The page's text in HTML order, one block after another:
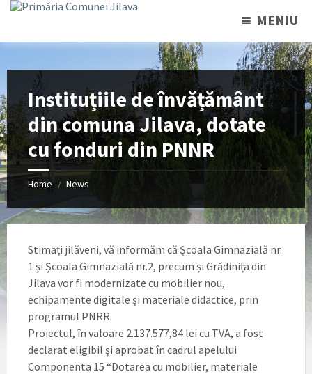
MENIU
Instituțiile de învățământ
din comuna Jilava, dotate
cu fonduri din PNNR
Home / News
Stimați jilăveni, vă informăm că Școala Gimnazială nr.
1 și Școala Gimnazială nr.2, precum și Grădinița din
Jilava vor fi modernizate cu mobilier nou,
echipamente digitale și materiale didactice, prin
programul PNRR.
Proiectul, în valoare 2.137.577,84 lei cu TVA, a fost
declarat eligibil și aprobat în cadrul apelului
Componenta 15 “Dotarea cu mobilier, materiale